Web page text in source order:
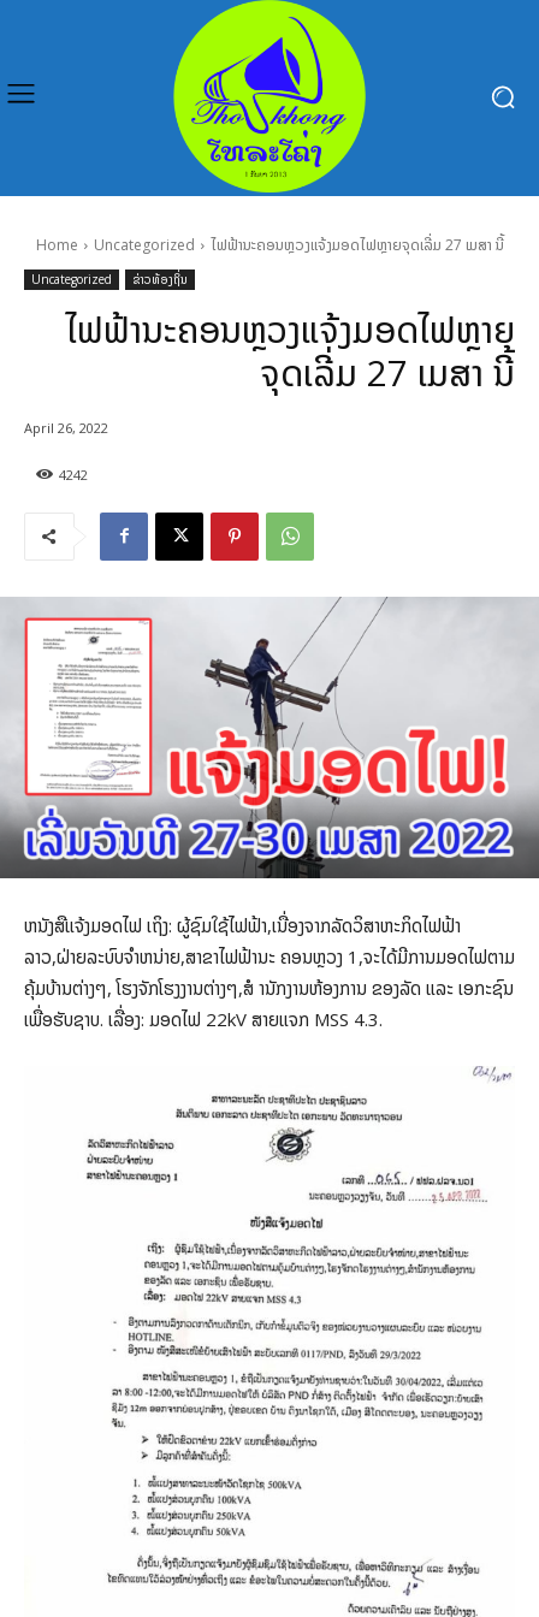
Home Uncategorized ໄຟຟ້ານະຄອນຫຼວງແຈ້ງມອດໄຟຫຼາຍຈຸດເລີ່ມ 27 ເມສາ ນີ້
Uncategorized ຂ່າວທ້ອງຖິ່ນ
ໄຟຟ້ານະຄອນຫຼວງແຈ້ງມອດໄຟຫຼາຍ
ຈຸດເລີ່ມ 27 ເມສາ ນີ້
4242
April 26, 2022
ຫນັງສືແຈ້ງມອດໄຟ ເຖິງ: ຜູ້ຊົມໃຊ້ໄຟຟ້າ,ເນື່ອງຈາກລັດວິສາຫະກິດໄຟຟ້າ
ລາວ,ຝ່າຍລະບົບຈໍາຫນ່າຍ,ສາຂາໄຟຟ້ານະ ຄອນຫຼວງ 1,ຈະໄດ້ມີການມອດໄຟຕາມ
ຄຸ້ມບ້ານຕ່າງໆ, ໂຮງຈັກໂຮງງານຕ່າງໆ,ສໍ ານັກງານຫ້ອງການ ຂອງລັດ ແລະ ເອກະຊົນ
ເພື່ອຮັບຊາບ. ເລື່ອງ: ມອດໄຟ 22kV ສາຍແຈກ MSS 4.3.